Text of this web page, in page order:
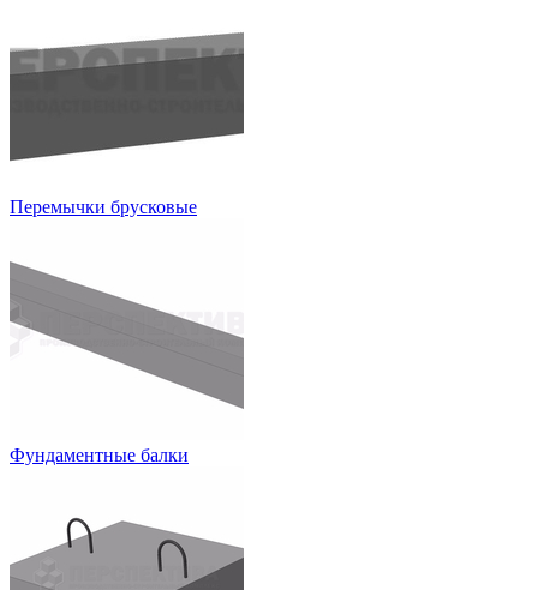
Перемычки брусковые
Фундаментные балки